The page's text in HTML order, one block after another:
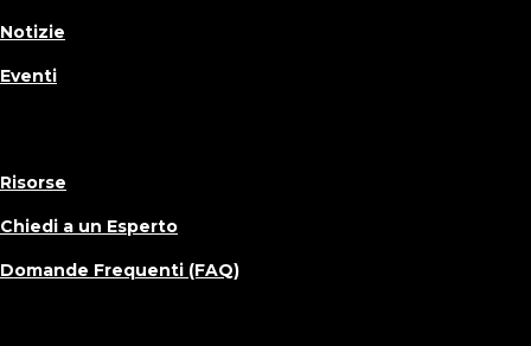
Notizie
Eventi
Risorse
Chiedi a un Esperto
Domande Frequenti (FAQ)